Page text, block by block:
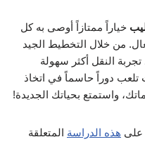
خياراً ممتازاً أوصى به كل
من خلال التخطيط الجيد
النقل أكثر سهولة
تلعب دوراً حاسماً في اتخاذ
واستمتع بحياتك الجديدة!
على هذه الدراسة المتعلقة